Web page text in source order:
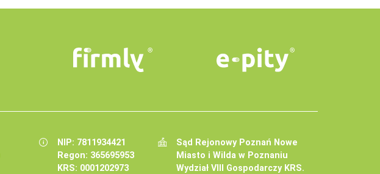
NIP: 7811934421
Regon: 365695953
KRS: 0001202973
Sąd Rejonowy Poznań Nowe
Miasto i Wilda w Poznaniu
Wydział VIII Gospodarczy KRS.